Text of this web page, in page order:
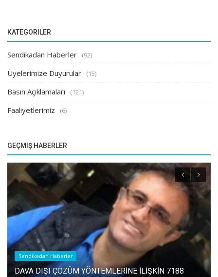
KATEGORILER
Sendikadan Haberler (92)
Üyelerimize Duyurular (15)
Basın Açıklamaları (121)
Faaliyetlerimiz (6)
GEÇMIŞ HABERLER
Sendikadan Haberler
DAVA DIŞI ÇÖZÜM YÖNTEMLERİNE İLİŞKİN 7188